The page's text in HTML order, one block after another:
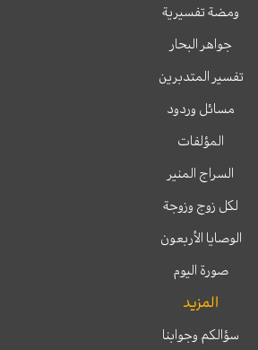
ومضة تفسيرية
جواهر البحار
تفسير المتدبرين
مسائل وردود
المؤلفات
السراج المنير
لكل زوج وزوجة
الوصايا الأربعون
صورة اليوم
المزيد
سؤالكم وجوابنا